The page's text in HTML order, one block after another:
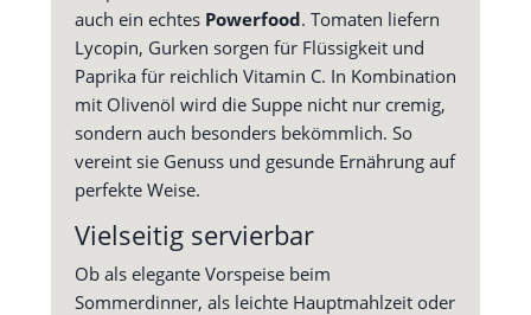
auch ein echtes Powerfood. Tomaten liefern
Lycopin, Gurken sorgen für Flüssigkeit und
Paprika für reichlich Vitamin C. In Kombination
mit Olivenöl wird die Suppe nicht nur cremig,
sondern auch besonders bekömmlich. So
vereint sie Genuss und gesunde Ernährung auf
perfekte Weise.
Vielseitig servierbar
Ob als elegante Vorspeise beim
Sommerdinner, als leichte Hauptmahlzeit oder